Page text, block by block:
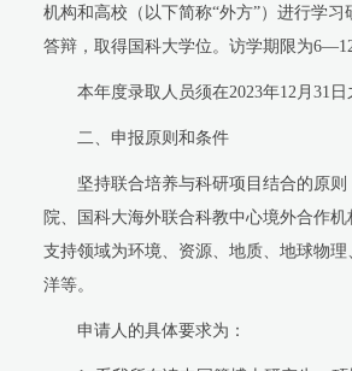
机构和高校（以下简称“外方”）进行学习
答辩，取得国科大学位。访学期限为
本年度录取人员须在2023年12 月 31 日
二、申报原则和条件
坚持联合培养与科研项目结合的原则
院、国科大海外联合科教中心境外合作
支持领域为环境、资源、地质、地球物
洋等。
申请人的具体要求为：